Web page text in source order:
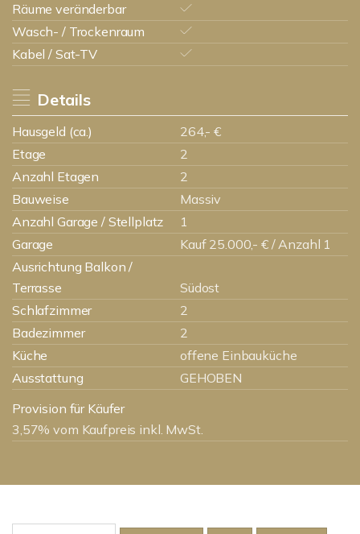
Räume veränderbar
Wasch- / Trockenraum
Kabel / Sat-TV
Details
Hausgeld (ca.)
264,- €
Etage
2
Anzahl Etagen
2
Bauweise
Massiv
Anzahl Garage / Stellplatz
1
Garage
Kauf 25.000,- € / Anzahl 1
Ausrichtung Balkon /
Terrasse
Südost
Schlafzimmer
2
Badezimmer
2
Küche
offene Einbauküche
Ausstattung
GEHOBEN
Provision für Käufer
3,57% vom Kaufpreis inkl. MwSt.